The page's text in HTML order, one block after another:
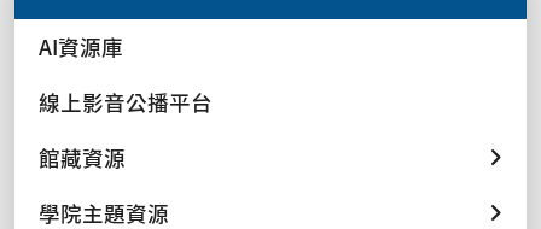
AI資源庫
線上影音公播平台
館藏資源
學院主題資源